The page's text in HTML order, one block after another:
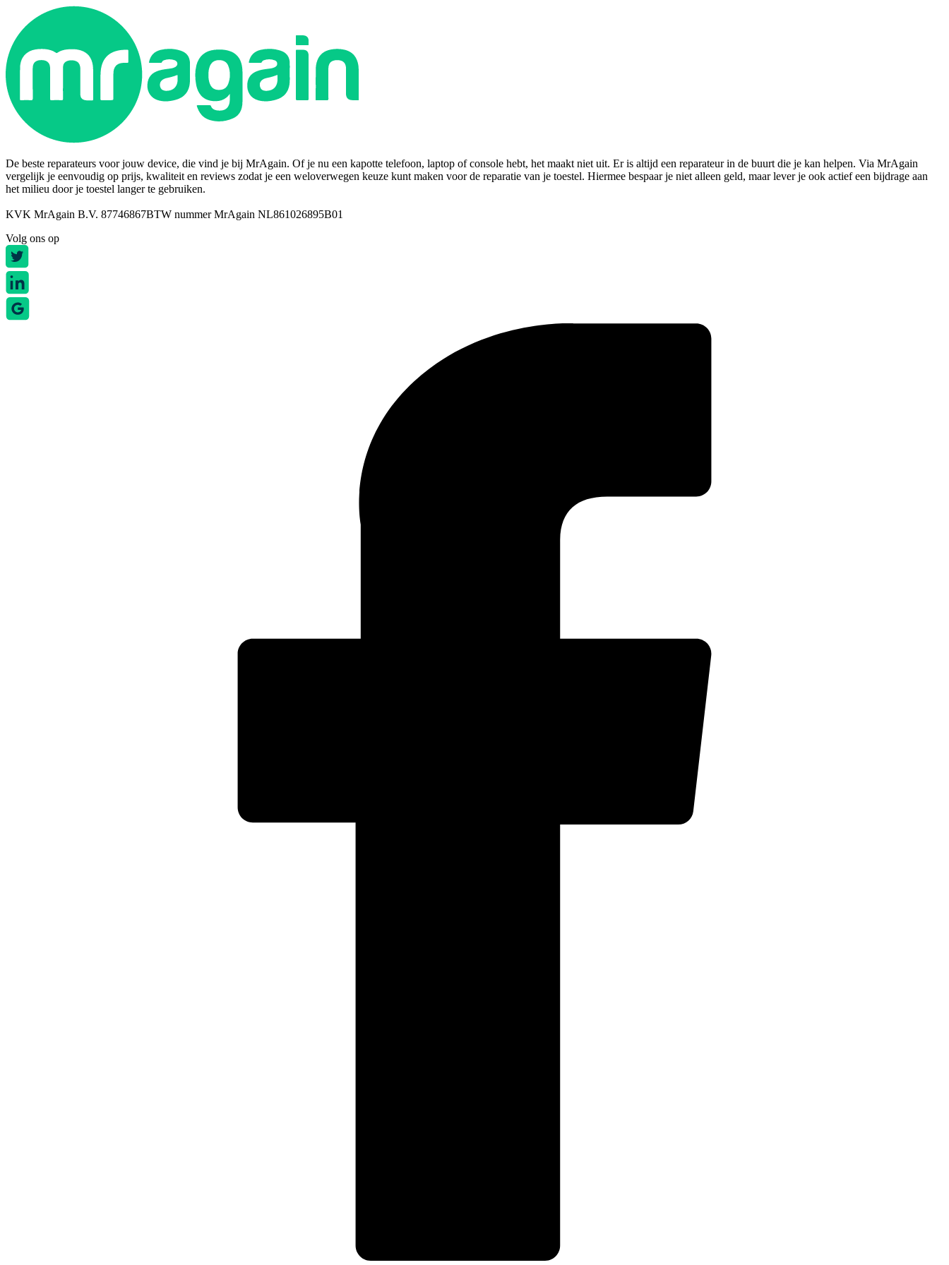
De beste reparateurs voor jouw device, die vind je bij MrAgain. Of je nu een kapotte telefoon, laptop of console hebt, het maakt niet uit. Er is altijd een reparateur in de buurt die je kan helpen. Via MrAgain
vergelijk je eenvoudig op prijs, kwaliteit en reviews zodat je een weloverwegen keuze kunt maken voor de reparatie van je toestel. Hiermee bespaar je niet alleen geld, maar lever je ook actief een bijdrage aan
het milieu door je toestel langer te gebruiken.
KVK MrAgain B.V. 87746867BTW nummer MrAgain NL861026895B01
Volg ons op